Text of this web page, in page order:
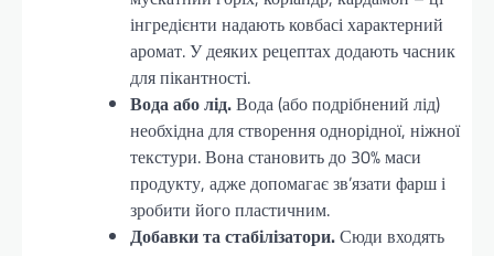
інгредієнти надають ковбасі характерний
аромат. У деяких рецептах додають часник
для пікантності.
Вода або лід.Вода (або подрібнений лід)
необхідна для створення однорідної, ніжної
текстури. Вона становить до 30% маси
продукту, адже допомагає зв’язати фарш і
зробити його пластичним.
Добавки та стабілізатори.Сюди входять